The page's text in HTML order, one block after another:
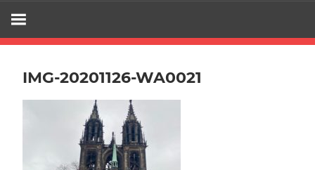
IMG-20201126-WA0021